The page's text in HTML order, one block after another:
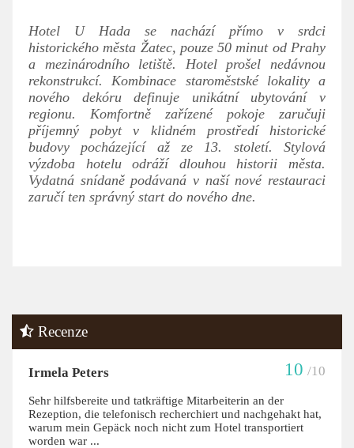
Hotel U Hada se nachází přímo v srdci
historického města Žatec, pouze 50 minut od Prahy
a mezinárodního letiště. Hotel prošel nedávnou
rekonstrukcí. Kombinace staroměstské lokality a
nového dekóru definuje unikátní ubytování v
regionu. Komfortně zařízené pokoje zaručuji
příjemný pobyt v klidném prostředí historické
budovy pocházející až ze 13. století. Stylová
výzdoba hotelu odráží dlouhou historii města.
Vydatná snídaně podávaná v naší nové restauraci
zaručí ten správný start do nového dne.
Recenze
Irmela Peters 10 /10
Sehr hilfsbereite und tatkräftige Mitarbeiterin an der
Rezeption, die telefonisch recherchiert und nachgehakt hat,
warum mein Gepäck noch nicht zum Hotel transportiert
worden war ...